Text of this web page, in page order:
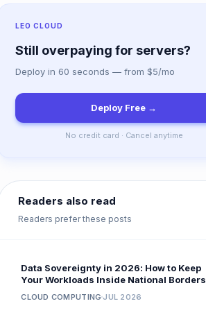
LEO CLOUD
Still overpaying for servers?
Deploy in 60 seconds — from $5/mo
Deploy Free →
No credit card · Cancel anytime
Readers also read
Readers prefer these posts
Data Sovereignty in 2026: How to Keep
Your Workloads Inside National Borders
CLOUD COMPUTINGJUL 2026